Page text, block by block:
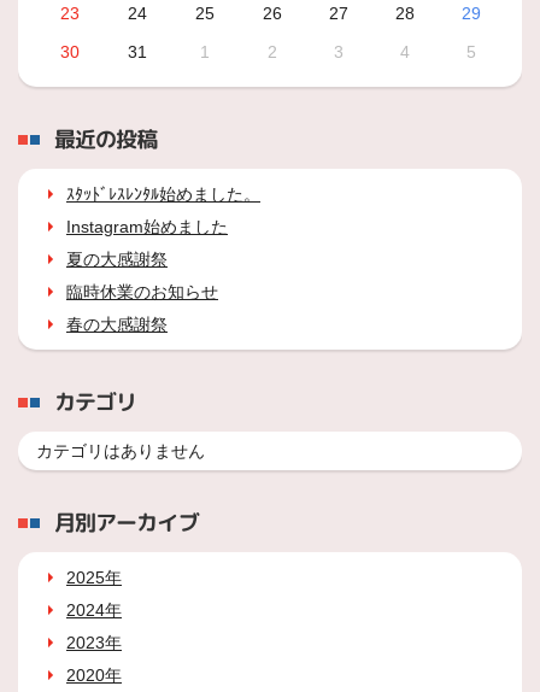
23
24 25 26 27 28
29
30
31 1 2 3 4 5
最近の投稿
ｽﾀｯﾄﾞﾚｽﾚﾝﾀﾙ始めました。
Instagram始めました
夏の大感謝祭
臨時休業のお知らせ
春の大感謝祭
カテゴリ
カテゴリはありません
月別アーカイブ
2025年
2024年
2023年
2020年